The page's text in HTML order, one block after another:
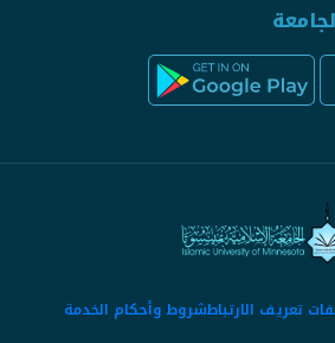
تعريف الارتباطشروط وأحكام الخدمة